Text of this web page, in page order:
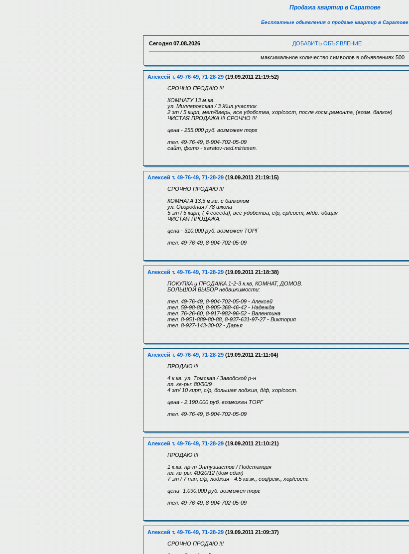
Продажа квартир в Саратове
Бесплатные объявления о продаже квартир в Саратове
Сегодня 07.08.2026 ДОБАВИТЬ ОБЪЯВЛЕНИЕ
максимальное количество символов в объявлениях 500
Алексей т. 49-76-49, 71-28-29 (19.09.2011 21:19:52)
СРОЧНО ПРОДАЮ !!!
КОМНАТУ 13 м.кв.
ул. Миллеровская / 3 Жил.участок
2 эт / 5 кирп, мет/дверь, все удобства, хор/сост, после косм.ремонта, (возм. балкон)
ЧИСТАЯ ПРОДАЖА !!! СРОЧНО !!!
цена - 255.000 руб. возможен торг
тел. 49-76-49, 8-904-702-05-09
сайт, фото - saratov-ned.mirtesen.
Алексей т. 49-76-49, 71-28-29 (19.09.2011 21:19:15)
СРОЧНО ПРОДАЮ !!!
КОМНАТА 13,5 м.кв. с балконом
ул. Огородная / 78 школа
5 эт / 5 кирп, ( 4 соседа), все удобства, с/р, ср/сост, м/дв.-общая
ЧИСТАЯ ПРОДАЖА.
цена - 310.000 руб. возможен ТОРГ
тел. 49-76-49, 8-904-702-05-09
Алексей т. 49-76-49, 71-28-29 (19.09.2011 21:18:38)
ПОКУПКА и ПРОДАЖА 1-2-3 к.кв, КОМНАТ, ДОМОВ.
БОЛЬШОЙ ВЫБОР недвижимости:
тел. 49-76-49, 8-904-702-05-09 - Алексей
тел. 59-98-80, 8-905-368-46-42 - Надежда
тел. 76-26-60, 8-917-982-96-52 - Валентина
тел. 8-951-889-80-88, 8-937-631-97-27 - Виктория
тел. 8-927-143-30-02 - Дарья
Алексей т. 49-76-49, 71-28-29 (19.09.2011 21:11:04)
ПРОДАЮ !!!
4 к.кв. ул. Томская / Заводской р-н
пл. кв-ры: 80/50/9
4 эт/ 10 кирп, с/р, большая лоджия, д/ф, хор/сост.
цена - 2.190.000 руб. возможен ТОРГ
тел. 49-76-49, 8-904-702-05-09
Алексей т. 49-76-49, 71-28-29 (19.09.2011 21:10:21)
ПРОДАЮ !!!
1 к.кв. пр-т Энтузиастов / Подстанция
пл. кв-ры: 40/20/12 (дом сдан)
7 эт / 7 пан, с/р, лоджия - 4.5 кв.м., соц/рем., хор/сост.
цена -1.090.000 руб. возможен торг
тел. 49-76-49, 8-904-702-05-09
Алексей т. 49-76-49, 71-28-29 (19.09.2011 21:09:37)
СРОЧНО ПРОДАЮ !!!